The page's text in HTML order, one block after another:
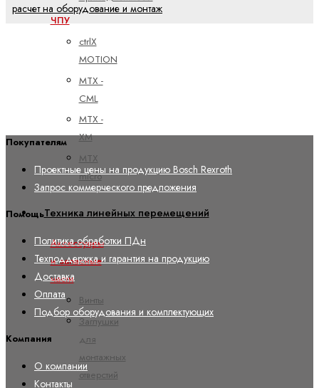
ЧПУ
ctrlX
MOTION
MTX -
CML
MTX -
XM
MTX
micro
Техника линейных перемещений
Аксессуары
и запасные
части
Винты
Заглушки
для
монтажных
отверстий
расчет на оборудование и монтаж
Покупателям
Проектные цены на продукцию Bosch Rexroth
Запрос коммерческого предложения
Помощь
Политика обработки ПДн
Техподдержка и гарантия на продукцию
Доставка
Оплата
Подбор оборудования и комплектующих
Компания
О компании
Контакты